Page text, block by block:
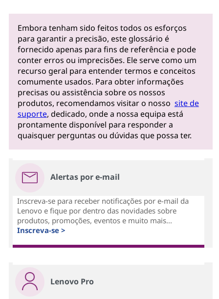
Embora tenham sido feitos todos os esforços
para garantir a precisão, este glossário é
fornecido apenas para fins de referência e pode
conter erros ou imprecisões. Ele serve como um
recurso geral para entender termos e conceitos
comumente usados. Para obter informações
precisas ou assistência sobre os nossos
produtos, recomendamos visitar o nosso site de
suporte, dedicado, onde a nossa equipa está
prontamente disponível para responder a
quaisquer perguntas ou dúvidas que possa ter.
Alertas por e-mail
Inscreva-se para receber notificações por e-mail da
Lenovo e fique por dentro das novidades sobre
produtos, promoções, eventos e muito mais...
Inscreva-se >
Lenovo Pro